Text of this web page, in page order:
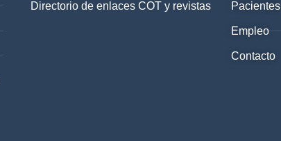
Directorio de enlaces COT y revistas Pacientes
Empleo
Contacto